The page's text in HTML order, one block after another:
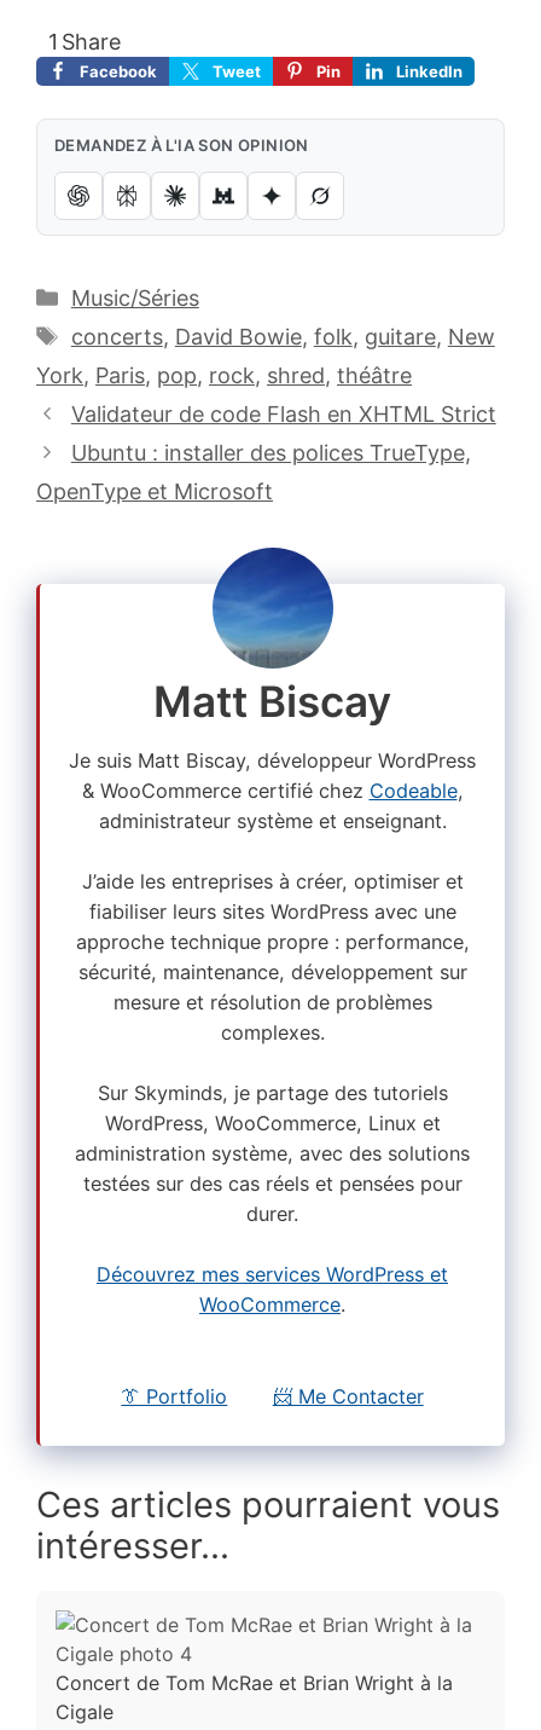
Share
1
Facebook Tweet Pin LinkedIn
DEMANDEZ À L'IA SON OPINION
Catégories
Music/Séries
Étiquettes
concerts, David Bowie, folk, guitare, New
York, Paris, pop, rock, shred, théâtre
Validateur de code Flash en XHTML Strict
Ubuntu : installer des polices TrueType,
OpenType et Microsoft
Matt Biscay
Je suis Matt Biscay, développeur WordPress
& WooCommerce certifié chez Codeable,
administrateur système et enseignant.
J’aide les entreprises à créer, optimiser et
fiabiliser leurs sites WordPress avec une
approche technique propre : performance,
sécurité, maintenance, développement sur
mesure et résolution de problèmes
complexes.
Sur Skyminds, je partage des tutoriels
WordPress, WooCommerce, Linux et
administration système, avec des solutions
testées sur des cas réels et pensées pour
durer.
Découvrez mes services WordPress et
WooCommerce.
👔 Portfolio 📨 Me Contacter
Ces articles pourraient vous
intéresser...
Concert de Tom McRae et Brian Wright à la
Cigale